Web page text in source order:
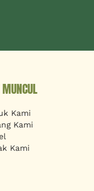
Kami
Kami
Kami